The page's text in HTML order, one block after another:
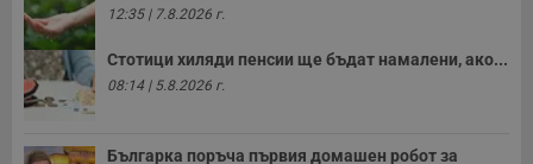
12:35 | 7.8.2026 г.
Стотици хиляди пенсии ще бъдат намалени, ако...
08:14 | 5.8.2026 г.
Българка поръча първия домашен робот за